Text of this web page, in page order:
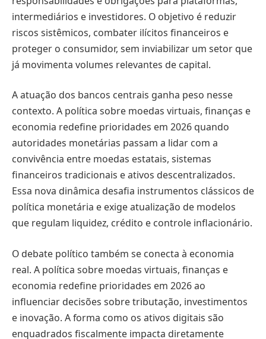
intermediários e investidores. O objetivo é reduzir
riscos sistêmicos, combater ilícitos financeiros e
proteger o consumidor, sem inviabilizar um setor que
já movimenta volumes relevantes de capital.
A atuação dos bancos centrais ganha peso nesse
contexto. A política sobre moedas virtuais, finanças e
economia redefine prioridades em 2026 quando
autoridades monetárias passam a lidar com a
convivência entre moedas estatais, sistemas
financeiros tradicionais e ativos descentralizados.
Essa nova dinâmica desafia instrumentos clássicos de
política monetária e exige atualização de modelos
que regulam liquidez, crédito e controle inflacionário.
O debate político também se conecta à economia
real. A política sobre moedas virtuais, finanças e
economia redefine prioridades em 2026 ao
influenciar decisões sobre tributação, investimentos
e inovação. A forma como os ativos digitais são
enquadrados fiscalmente impacta diretamente